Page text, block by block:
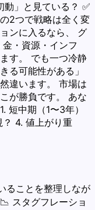
動」と見ている？ ✅
2つで戦略は全く変
ンに入るなら、 グ
・資源・インフ
す。 でも一つ冷静
る可能性がある」
違います。 市場は
が勝負です。 あな
短中期（1〜3年）
4. 値上がり重
ることを整理しなが
スタグフレーショ